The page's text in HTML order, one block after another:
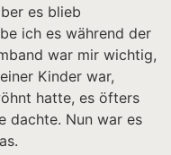
es blieb
ich es während der
war mir wichtig,
Kinder war,
hatte, es öfters
dachte. Nun war es